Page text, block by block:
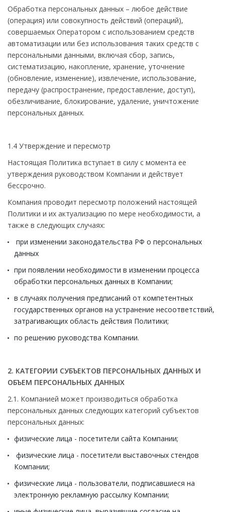
Обработка персональных данных – любое действие
(операция) или совокупность действий (операций),
совершаемых Оператором с использованием средств
автоматизации или без использования таких средств с
персональными данными, включая сбор, запись,
систематизацию, накопление, хранение, уточнение
(обновление, изменение), извлечение, использование,
передачу (распространение, предоставление, доступ),
обезличивание, блокирование, удаление, уничтожение
персональных данных.
1.4 Утверждение и пересмотр
Настоящая Политика вступает в силу с момента ее
утверждения руководством Компании и действует
бессрочно.
Компания проводит пересмотр положений настоящей
Политики и их актуализацию по мере необходимости, а
также в следующих случаях:
при изменении законодательства РФ о персональных
данных
при появлении необходимости в изменении процесса
обработки персональных данных в Компании;
в случаях получения предписаний от компетентных
государственных органов на устранение несоответствий,
затрагивающих область действия Политики;
по решению руководства Компании.
2. КАТЕГОРИИ СУБЪЕКТОВ ПЕРСОНАЛЬНЫХ ДАННЫХ И
ОБЪЕМ ПЕРСОНАЛЬНЫХ ДАННЫХ
2.1. Компанией может производиться обработка
персональных данных следующих категорий субъектов
персональных данных:
физические лица - посетители сайта Компании;
физические лица - посетители выставочных стендов
Компании;
физические лица - пользователи, подписавшиеся на
электронную рекламную рассылку Компании;